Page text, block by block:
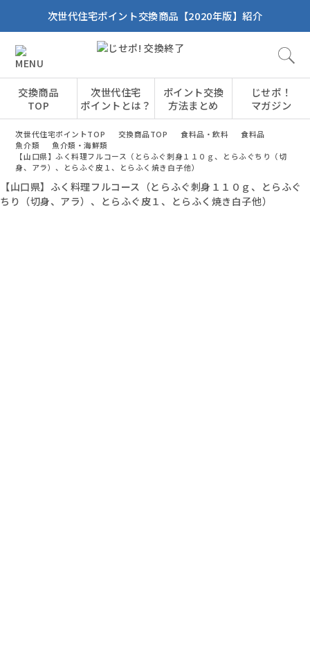
次世代住宅ポイント交換商品【2020年版】紹介
交換商品
TOP
次世代住宅
ポイントとは？
ポイント交換
方法まとめ
じせポ！
マガジン
次世代住宅ポイントTOP 交換商品TOP 食料品・飲料
食料品
魚介類
魚介類・海鮮類
【山口県】ふく料理フルコース（とらふぐ刺身１１０ｇ、とらふぐちり（切
身、アラ）、とらふぐ皮１、とらふく焼き白子他）
【山口県】ふく料理フルコース（とらふぐ刺身１１０ｇ、とらふぐ
ちり（切身、アラ）、とらふぐ皮１、とらふく焼き白子他）